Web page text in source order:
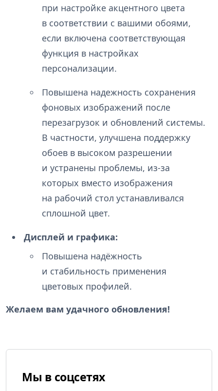
при настройке акцентного цвета
в соответствии с вашими обоями,
если включена соответствующая
функция в настройках
персонализации.
Повышена надежность сохранения
фоновых изображений после
перезагрузок и обновлений системы.
В частности, улучшена поддержку
обоев в высоком разрешении
и устранены проблемы, из-за
которых вместо изображения
на рабочий стол устанавливался
сплошной цвет.
Дисплей и графика:
Повышена надёжность
и стабильность применения
цветовых профилей.
Желаем вам удачного обновления!
Мы в соцсетях